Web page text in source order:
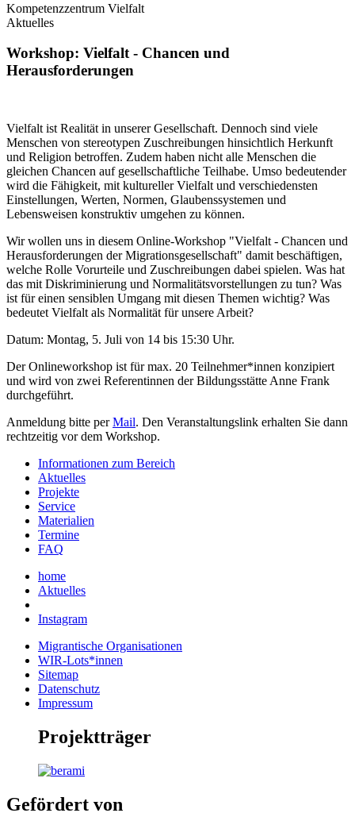
Kompetenzzentrum Vielfalt
Aktuelles
Workshop: Vielfalt - Chancen und
Herausforderungen
Vielfalt ist Realität in unserer Gesellschaft. Dennoch sind viele
Menschen von stereotypen Zuschreibungen hinsichtlich Herkunft
und Religion betroffen. Zudem haben nicht alle Menschen die
gleichen Chancen auf gesellschaftliche Teilhabe. Umso bedeutender
wird die Fähigkeit, mit kultureller Vielfalt und verschiedensten
Einstellungen, Werten, Normen, Glaubenssystemen und
Lebensweisen konstruktiv umgehen zu können.
Wir wollen uns in diesem Online-Workshop "Vielfalt - Chancen und
Herausforderungen der Migrationsgesellschaft" damit beschäftigen,
welche Rolle Vorurteile und Zuschreibungen dabei spielen. Was hat
das mit Diskriminierung und Normalitätsvorstellungen zu tun? Was
ist für einen sensiblen Umgang mit diesen Themen wichtig? Was
bedeutet Vielfalt als Normalität für unsere Arbeit?
Datum: Montag, 5. Juli von 14 bis 15:30 Uhr.
Der Onlineworkshop ist für max. 20 Teilnehmer*innen konzipiert
und wird von zwei Referentinnen der Bildungsstätte Anne Frank
durchgeführt.
Anmeldung bitte perMail. Den Veranstaltungslink erhalten Sie dann
rechtzeitig vor dem Workshop.
Informationen zum Bereich
Aktuelles
Projekte
Service
Materialien
Termine
FAQ
home
Aktuelles
Instagram
Migrantische Organisationen
WIR-Lots*innen
Sitemap
Datenschutz
Impressum
Projektträger
Gefördert von